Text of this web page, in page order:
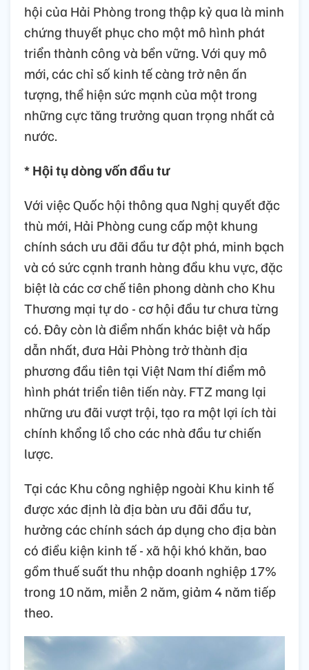
hội của Hải Phòng trong thập kỷ qua là minh
chứng thuyết phục cho một mô hình phát
triển thành công và bền vững. Với quy mô
mới, các chỉ số kinh tế càng trở nên ấn
tượng, thể hiện sức mạnh của một trong
những cực tăng trưởng quan trọng nhất cả
nước.
* Hội tụ dòng vốn đầu tư
Với việc Quốc hội thông qua Nghị quyết đặc
thù mới, Hải Phòng cung cấp một khung
chính sách ưu đãi đầu tư đột phá, minh bạch
và có sức cạnh tranh hàng đầu khu vực, đặc
biệt là các cơ chế tiên phong dành cho Khu
Thương mại tự do - cơ hội đầu tư chưa từng
có. Đây còn là điểm nhấn khác biệt và hấp
dẫn nhất, đưa Hải Phòng trở thành địa
phương đầu tiên tại Việt Nam thí điểm mô
hình phát triển tiên tiến này. FTZ mang lại
những ưu đãi vượt trội, tạo ra một lợi ích tài
chính khổng lồ cho các nhà đầu tư chiến
lược.
Tại các Khu công nghiệp ngoài Khu kinh tế
được xác định là địa bàn ưu đãi đầu tư,
hưởng các chính sách áp dụng cho địa bàn
có điều kiện kinh tế - xã hội khó khăn, bao
gồm thuế suất thu nhập doanh nghiệp 17%
trong 10 năm, miễn 2 năm, giảm 4 năm tiếp
theo.